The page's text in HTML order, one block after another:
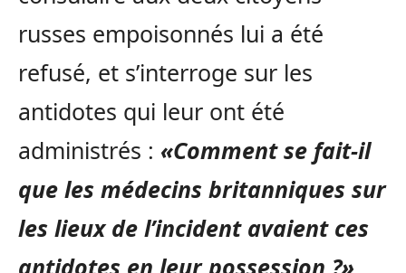
russes empoisonnés lui a été
refusé, et s’interroge sur les
antidotes qui leur ont été
administrés : «Comment se fait-il
que les médecins britanniques sur
les lieux de l’incident avaient ces
antidotes en leur possession ?»